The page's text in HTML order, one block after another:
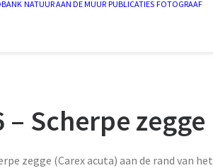
NATUUR AAN DE MUUR PUBLICATIES FOTOGRAAF
– Scherpe zegge
zegge (Carex acuta) aan de rand van het